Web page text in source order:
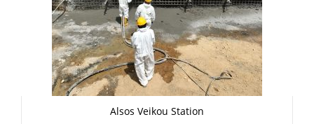
Alsos Veikou Station